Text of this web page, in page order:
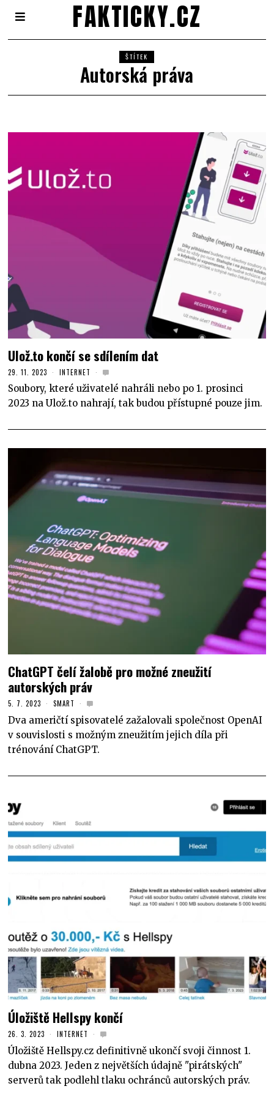
FAKTICKY.CZ
ŠTÍTEK
Autorská práva
Ulož.to končí se sdílením dat
29. 11. 2023 INTERNET
Soubory, které uživatelé nahráli nebo po 1. prosinci
2023 na Ulož.to nahrají, tak budou přístupné pouze jim.
ChatGPT čelí žalobě pro možné zneužití
autorských práv
5. 7. 2023 SMART
Dva američtí spisovatelé zažalovali společnost OpenAI
v souvislosti s možným zneužitím jejich díla při
trénování ChatGPT.
Úložiště Hellspy končí
26. 3. 2023 INTERNET
Úložiště Hellspy.cz definitivně ukončí svoji činnost 1.
dubna 2023. Jeden z největších údajně "pirátských"
serverů tak podlehl tlaku ochránců autorských práv.